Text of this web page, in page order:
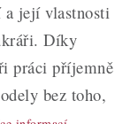
a její vlastnosti
Díky
práci příjemně
bez toho,